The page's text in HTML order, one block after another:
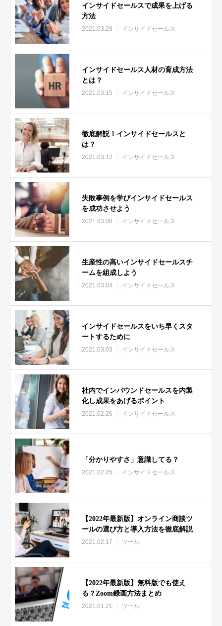
インサイドセールスで成果を上げる
方法
2021.03.29 インサイドセールス
インサイドセールス人材の育成方法
とは？
2021.03.15 インサイドセールス
徹底解説！インサイドセールスと
は？
2021.03.12 インサイドセールス
失敗事例を学びインサイドセールス
を成功させよう
2021.03.08 インサイドセールス
生産性の高いインサイドセールスチ
ームを組成しよう
2021.03.04 インサイドセールス
インサイドセールスをいち早くスタ
ートするために
2021.03.03 インサイドセールス
社内でインバウンドセールスを内製
化し成果をあげるポイント
2021.02.26 インサイドセールス
「分かりやすさ」意識してる？
2021.02.25 インサイドセールス
【2022年最新版】オンライン商談ツ
ールの選び方と導入方法を徹底解説
2021.02.17 ツール
【2022年最新版】無料版でも使え
る？Zoom録画方法まとめ
2021.01.21 ツール